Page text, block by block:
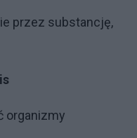
przez substancję,
organizmy